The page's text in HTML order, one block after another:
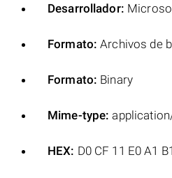
Desarrollador:
Formato: Archivos de
Formato: Binary
Mime-type:
HEX: D0 CF 11 E0 A1